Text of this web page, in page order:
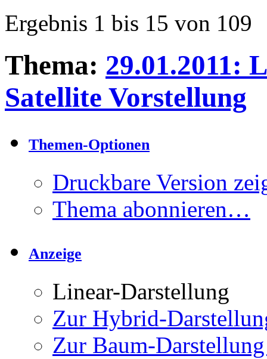
Ergebnis 1 bis 15 von 109
Thema: 29.01.2011:
Satellite Vorstellung
Themen-Optionen
Druckbare Version
Thema abonnieren…
Anzeige
Linear-Darstellung
Zur Hybrid-
Zur Baum-